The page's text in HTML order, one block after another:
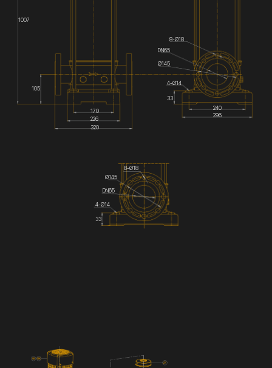
DN65
1007
105
170
226
320
240
296
33
4-Ø14
Ø145
8-Ø18
DN65
8-Ø18
Ø145
4-Ø14
33